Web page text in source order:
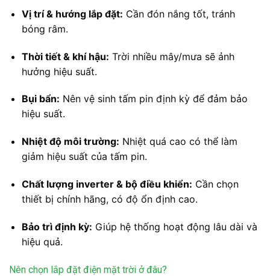
Vị trí & hướng lắp đặt: Cần đón nắng tốt, tránh
bóng râm.
Thời tiết & khí hậu: Trời nhiều mây/mưa sẽ ảnh
hưởng hiệu suất.
Bụi bẩn: Nên vệ sinh tấm pin định kỳ để đảm bảo
hiệu suất.
Nhiệt độ môi trường: Nhiệt quá cao có thể làm
giảm hiệu suất của tấm pin.
Chất lượng inverter & bộ điều khiển: Cần chọn
thiết bị chính hãng, có độ ổn định cao.
Bảo trì định kỳ: Giúp hệ thống hoạt động lâu dài và
hiệu quả.
Nên chọn lắp đặt điện mặt trời ở đâu?